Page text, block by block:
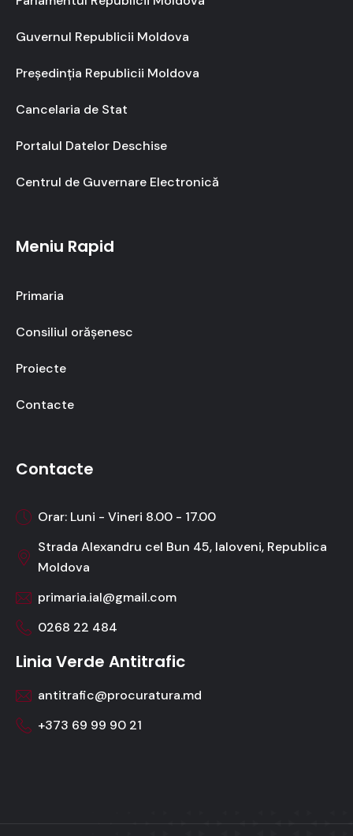
Guvernul Republicii Moldova
Președinția Republicii Moldova
Cancelaria de Stat
Portalul Datelor Deschise
Centrul de Guvernare Electronică
Meniu Rapid
Primaria
Consiliul orășenesc
Proiecte
Contacte
Contacte
Orar: Luni - Vineri 8.00 - 17.00
Strada Alexandru cel Bun 45, Ialoveni, Republica
Moldova
primaria.ial@gmail.com
0268 22 484
Linia Verde Antitrafic
antitrafic@procuratura.md
+373 69 99 90 21